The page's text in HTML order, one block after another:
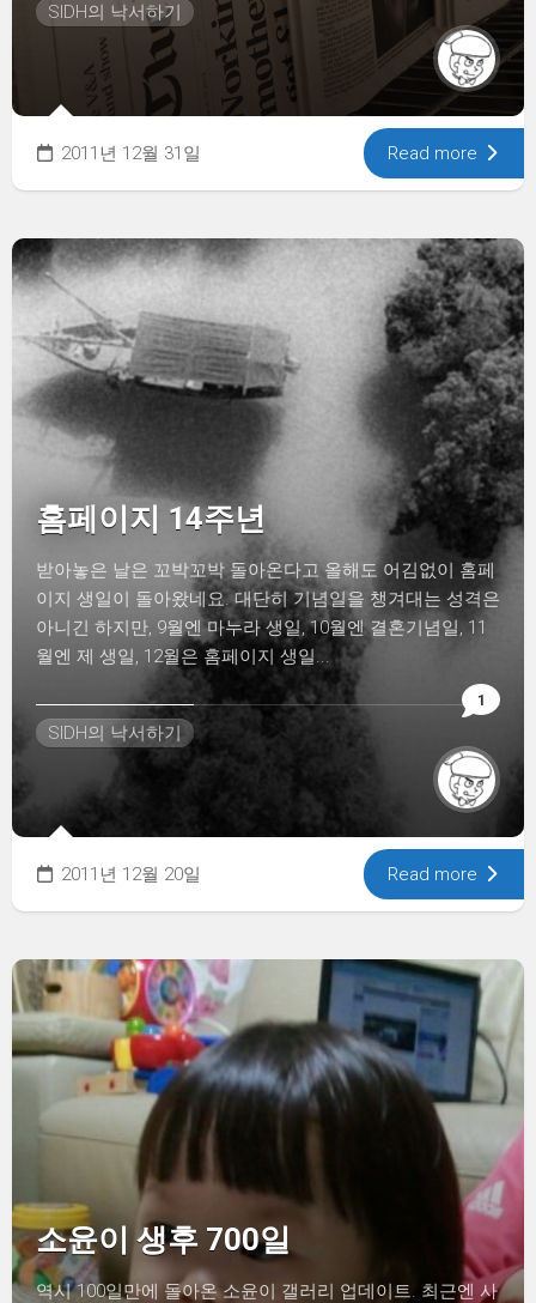
SIDH의 낙서하기
2011년 12월 31일 Read more
1
홈페이지 14주년
받아놓은 날은 꼬박꼬박 돌아온다고 올해도 어김없이 홈페
이지 생일이 돌아왔네요. 대단히 기념일을 챙겨대는 성격은
아니긴 하지만, 9월엔 마누라 생일, 10월엔 결혼기념일, 11
월엔 제 생일, 12월은 홈페이지 생일...
SIDH의 낙서하기
2011년 12월 20일 Read more
소윤이 생후 700일
역시 100일만에 돌아온 소윤이 갤러리 업데이트. 최근엔 사